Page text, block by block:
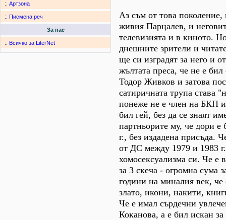
:. Артзона
:. Писмена реч
За нас
:. Всичко за LiterNet
Аз съм от това
живия Парцалев, и
телевизията и в киното.
днешните зрители и
ще си изградят за него и
жълтата преса, че не е
Тодор Живков и затова
сатиричната трупа става
понеже не е член на БКП
бил гей, без да се знаят
партньорите му, че дори е
г., без издадена присъда.
от ДС между 1979 и 1983
хомосексуализма си. Че е
за 3 скеча - огромна сума
години на миналия век, че
злато, икони, накити,
Че е имал сърдечни
Коканова, а е бил искан за